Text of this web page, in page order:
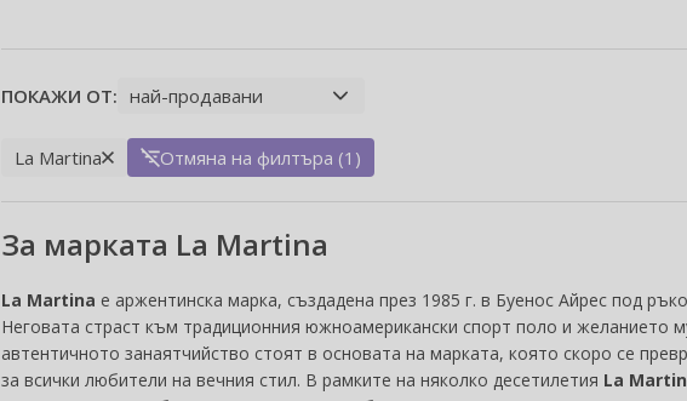
ПОКАЖИ ОТ:
La Martina Отмяна на филтъра (1)
За марката La Martina
La Martina е аржентинска марка, създадена през 1985 г. в Буенос Айрес под
Неговата страст към традиционния южноамерикански спорт поло и желанието
автентичното занаятчийство стоят в основата на марката, която скоро се
за всички любители на вечния стил. В рамките на няколко десетилетия La